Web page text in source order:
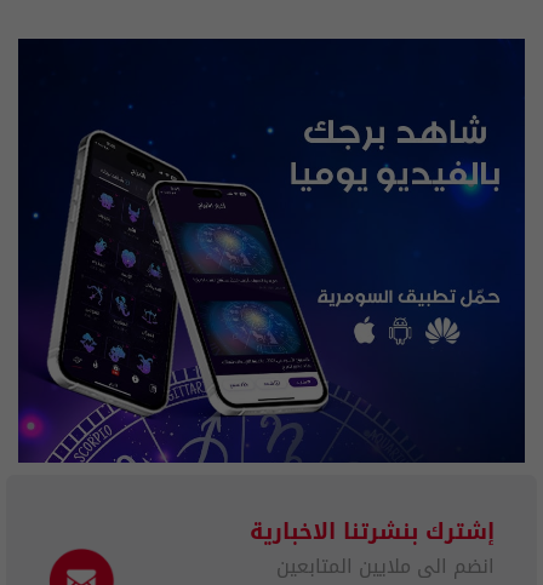
إشترك بنشرتنا الاخبارية
انضم الى ملايين المتابعين